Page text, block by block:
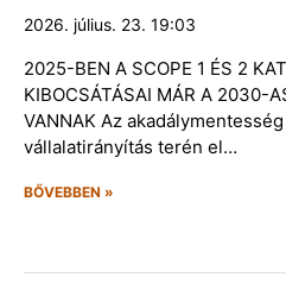
2026. július. 23. 19:03
2025-BEN A SCOPE 1 ÉS 2
KIBOCSÁTÁSAI MÁR A 2030-
VANNAK Az
vállalatirányítás terén el…
BŐVEBBEN »